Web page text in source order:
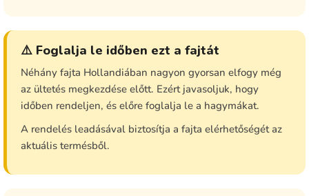
⚠️ Foglalja le időben ezt a fajtát
Néhány fajta Hollandiában nagyon gyorsan elfogy még
az ültetés megkezdése előtt. Ezért javasoljuk, hogy
időben rendeljen, és előre foglalja le a hagymákat.
A rendelés leadásával biztosítja a fajta elérhetőségét az
aktuális termésből.